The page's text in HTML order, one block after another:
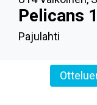
Pelicans
Pajulahti